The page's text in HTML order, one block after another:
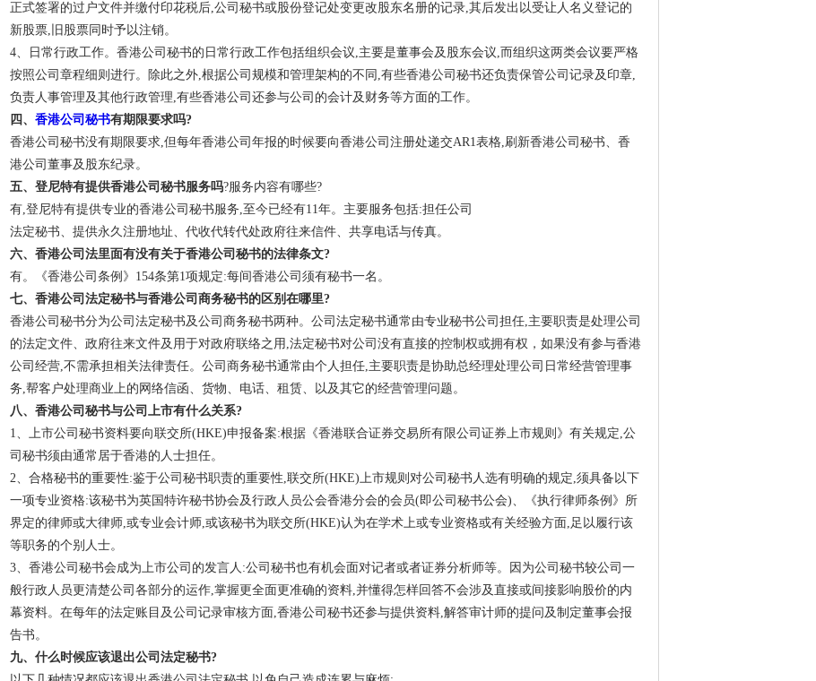
正式签署的过户文件并缴付印花税后,公司秘书或股份登记处变更改股东名册的记录,其后发出以受让人名义登记的
新股票,旧股票同时予以注销。
4、日常行政工作。香港公司秘书的日常行政工作包括组织会议,主要是董事会及股东会议,而组织这两类会议要严格
按照公司章程细则进行。除此之外,根据公司规模和管理架构的不同,有些香港公司秘书还负责保管公司记录及印章,
负责人事管理及其他行政管理,有些香港公司还参与公司的会计及财务等方面的工作。
四、 香港公司秘书有期限要求吗?
香港公司秘书没有期限要求,但每年香港公司年报的时候要向香港公司注册处递交AR1表格,刷新香港公司秘书、香
港公司董事及股东纪录。
五、登尼特有提供香港公司秘书服务吗?服务内容有哪些?
有,登尼特有提供专业的香港公司秘书服务,至今已经有11年。主要服务包括:担任公司
法定秘书、提供永久注册地址、代收代转代处政府往来信件、共享电话与传真。
六、香港公司法里面有没有关于香港公司秘书的法律条文?
有。《香港公司条例》154条第1项规定:每间香港公司须有秘书一名。
七、香港公司法定秘书与香港公司商务秘书的区别在哪里?
香港公司秘书分为公司法定秘书及公司商务秘书两种。公司法定秘书通常由专业秘书公司担任,主要职责是处理公司
的法定文件、政府往来文件及用于对政府联络之用,法定秘书对公司没有直接的控制权或拥有权，如果没有参与香港
公司经营,不需承担相关法律责任。公司商务秘书通常由个人担任,主要职责是协助总经理处理公司日常经营管理事
务,帮客户处理商业上的网络信函、货物、电话、租赁、以及其它的经营管理问题。
八、香港公司秘书与公司上市有什么关系?
1、上市公司秘书资料要向联交所(HKE)申报备案:根据《香港联合证券交易所有限公司证券上市规则》有关规定,公
司秘书须由通常居于香港的人士担任。
2、合格秘书的重要性:鉴于公司秘书职责的重要性,联交所(HKE)上市规则对公司秘书人选有明确的规定,须具备以下
一项专业资格:该秘书为英国特许秘书协会及行政人员公会香港分会的会员(即公司秘书公会)、《执行律师条例》所
界定的律师或大律师,或专业会计师,或该秘书为联交所(HKE)认为在学术上或专业资格或有关经验方面,足以履行该
等职务的个别人士。
3、香港公司秘书会成为上市公司的发言人:公司秘书也有机会面对记者或者证券分析师等。因为公司秘书较公司一
般行政人员更清楚公司各部分的运作,掌握更全面更准确的资料,并懂得怎样回答不会涉及直接或间接影响股价的内
幕资料。在每年的法定账目及公司记录审核方面,香港公司秘书还参与提供资料,解答审计师的提问及制定董事会报
告书。
九、什么时候应该退出公司法定秘书?